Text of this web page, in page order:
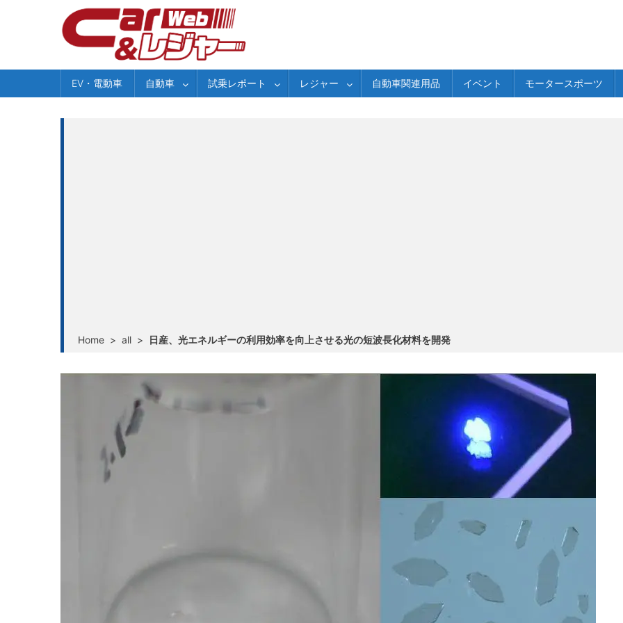
EV・電動車 自動車 試乗レポート レジャー 自動車関連用品 イベント モータースポーツ
Home > all > 日産、光エネルギーの利用効率を向上させる光の短波長化材料を開発